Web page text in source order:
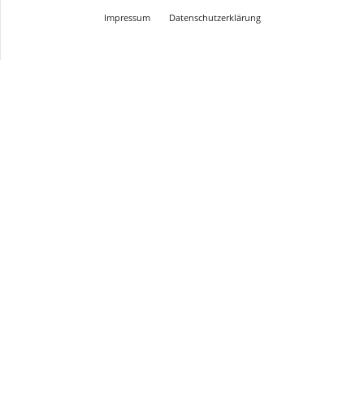
Impressum
Datenschutzerklärung